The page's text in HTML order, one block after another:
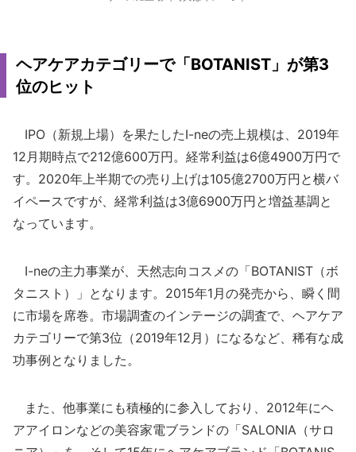
ヘアケアカテゴリーで「BOTANIST」が第3
位のヒット
IPO（新規上場）を果たしたI-neの売上規模は、2019年
12月期時点で212億600万円。経常利益は6億4900万円で
す。2020年上半期での売り上げは105億2700万円と横バ
イペースですが、経常利益は3億6900万円と増益基調と
なっています。
I-neの主力事業が、天然志向コスメの「BOTANIST（ボ
タニスト）」となります。2015年1月の発売から、瞬く間
に市場を席巻。市場調査のインテージの調査で、ヘアケア
カテゴリーで第3位（2019年12月）になるなど、稀有な成
功事例となりました。
また、他事業にも積極的に参入しており、2012年にヘ
アアイロンなどの美容家電ブランドの「SALONIA（サロ